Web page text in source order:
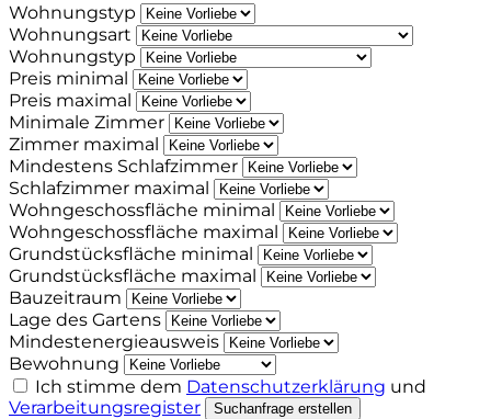
Wohnungstyp
Wohnungsart
Wohnungstyp
Preis minimal
Preis maximal
Minimale Zimmer
Zimmer maximal
Mindestens Schlafzimmer
Schlafzimmer maximal
Wohngeschossfläche minimal
Wohngeschossfläche maximal
Grundstücksfläche minimal
Grundstücksfläche maximal
Bauzeitraum
Lage des Gartens
Mindestenergieausweis
Bewohnung
Ich stimme dem Datenschutzerklärung und
Verarbeitungsregister
Suchanfrage erstellen